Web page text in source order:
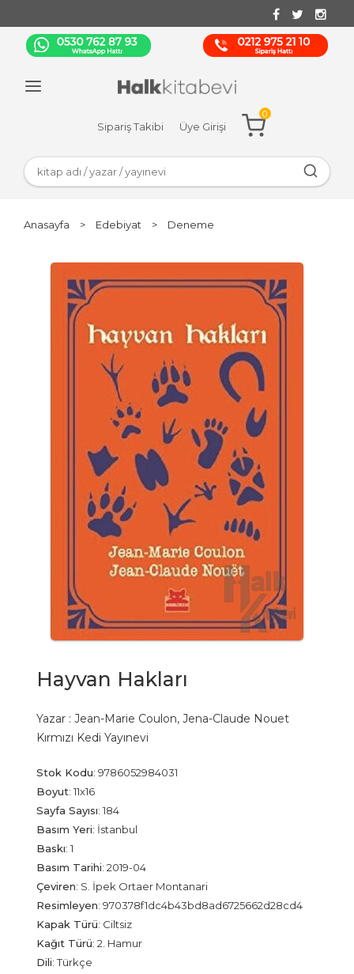
Sipariş Takibi Üye Girişi
0
Anasayfa > Edebiyat > Deneme
Hayvan Hakları
Yazar : Jean-Marie Coulon, Jena-Claude Nouet
Kırmızı Kedi Yayınevi
Stok Kodu: 9786052984031
Boyut: 11x16
Sayfa Sayısı: 184
Basım Yeri: İstanbul
Baskı: 1
Basım Tarihi: 2019-04
Çeviren: S. İpek Ortaer Montanari
Resimleyen: 970378f1dc4b43bd8ad6725662d28cd4
Kapak Türü: Ciltsiz
Kağıt Türü: 2. Hamur
Dili:Türkçe